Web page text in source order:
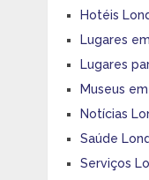
Hotéis
Lugares
Lugares
Museus
Notícias
Saúde
Serviços